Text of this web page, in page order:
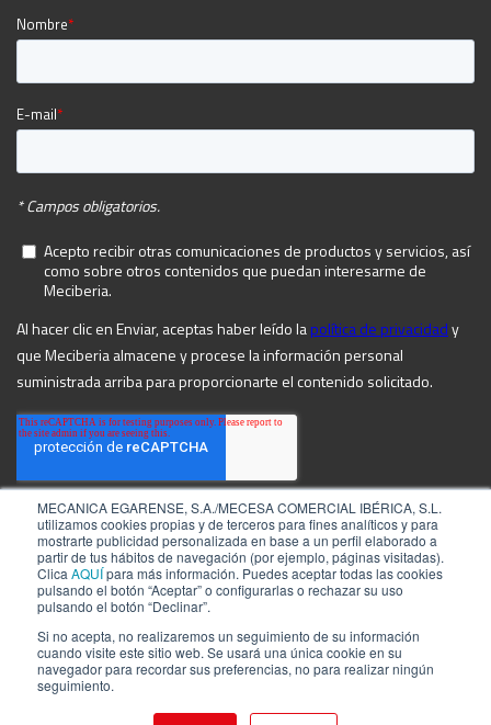
MECANICA EGARENSE, S.A./MECESA COMERCIAL IBÉRICA, S.L.
utilizamos cookies propias y de terceros para fines analíticos y para
mostrarte publicidad personalizada en base a un perfil elaborado a
partir de tus hábitos de navegación (por ejemplo, páginas visitadas).
Clica AQUÍpara más información. Puedes aceptar todas las cookies
pulsando el botón “Aceptar” o configurarlas o rechazar su uso
pulsando el botón “Declinar”.
Si no acepta, no realizaremos un seguimiento de su información
cuando visite este sitio web. Se usará una única cookie en su
navegador para recordar sus preferencias, no para realizar ningún
seguimiento.
©2026 by MECIBERIA
Aviso Legal
Política de privacidad